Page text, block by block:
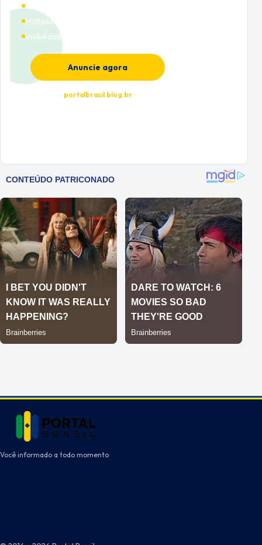
Cobertura nacional
Múltiplas categorias
Visibilidade premium
Anuncie agora
portalbrasil.blog.br
Você informado a todo momento